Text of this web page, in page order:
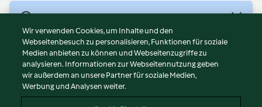
Nutzungsbedingungen
Datenschutzrichtlinien
Disclaimer
Impressum
Wir verwenden Cookies, um Inhalte und den
Webseitenbesuch zu personalisieren, Funktionen für soziale
Medien anbieten zu können und Webseitenzugriffe zu
analysieren. Informationen zur Webseitennutzung geben
wir außerdem an unsere Partner für soziale Medien,
Werbung und Analysen weiter.